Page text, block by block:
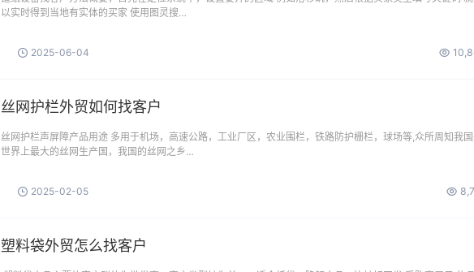
以实时得到当地有实体的买家 使用图灵搜…
2025-06-04
丝网护栏外贸如何找客户
丝网护栏声屏障产品用途 多用于机场，高速公路，工业厂区，农业围栏，铁路防护栅栏，球场等,众所周知我
世界上最大的丝网生产国，我国的丝网之乡…
2025-02-05
塑料袋外贸怎么找客户